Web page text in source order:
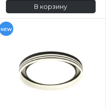
В корзину
NEW